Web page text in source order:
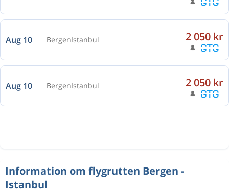
Aug 10 BergenIstanbul 2 050 kr
Aug 10 BergenIstanbul 2 050 kr
Information om flygrutten Bergen -
Istanbul